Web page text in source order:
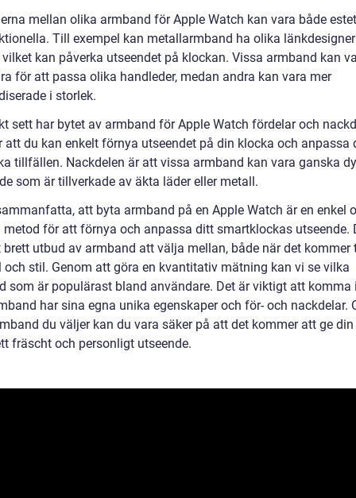
mellan olika armband för Apple Watch kan vara både
Till exempel kan metallarmband ha olika
kan påverka utseendet på klockan. Vissa armband kan
för att passa olika handleder, medan andra kan vara mer
i storlek.
sett har bytet av armband för Apple Watch fördelar och
att du kan enkelt förnya utseendet på din klocka och anpassa
tillfällen. Nackdelen är att vissa armband kan vara ganska
som är tillverkade av äkta läder eller metall.
att byta armband på en Apple Watch är en enkel
metod för att förnya och anpassa ditt smartklockas utseende.
brett utbud av armband att välja mellan, både när det kommer
och stil. Genom att göra en kvantitativ mätning kan vi se vilka
som är populärast bland användare. Det är viktigt att komma
har sina egna unika egenskaper och för- och nackdelar.
du väljer kan du vara säker på att det kommer att ge din
fräscht och personligt utseende.